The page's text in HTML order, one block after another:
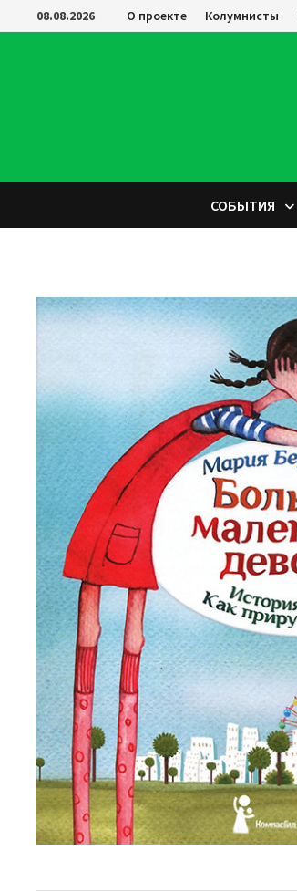
Перейти
к
08.08.2026 О проекте Колумнисты
СОБЫТИЯ